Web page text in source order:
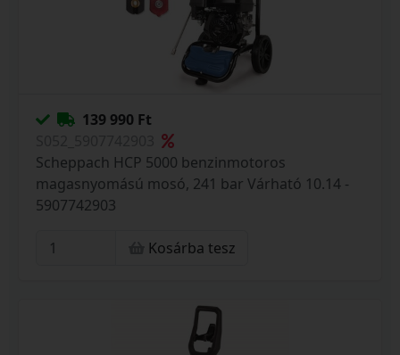
139 990 Ft
Scheppach HCP 5000 benzinmotoros
magasnyomású mosó, 241 bar Várható 10.14 -
5907742903
Kosárba tesz